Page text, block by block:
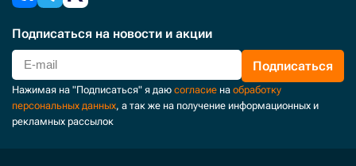
Подписаться на новости и акции
Подписаться
Нажимая на "Подписаться" я даю согласие на обработку
персональных данных, а так же на получение информационных и
рекламных рассылок